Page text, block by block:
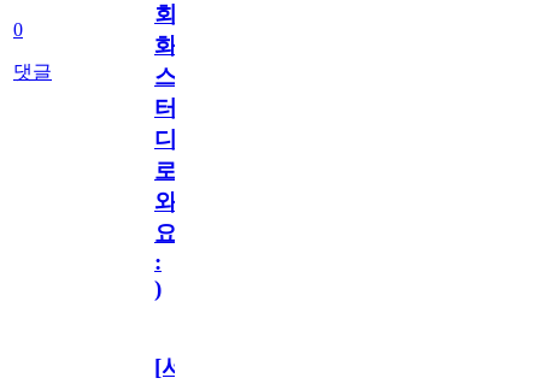
0
댓글
회
화
스
터
디
로
와
요
:
)
[서